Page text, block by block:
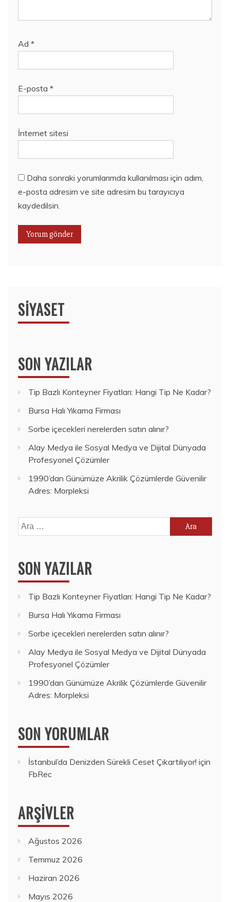
Ad *
E-posta *
İnternet sitesi
Daha sonraki yorumlarımda kullanılması için adım,
e-posta adresim ve site adresim bu tarayıcıya
kaydedilsin.
SIYASET
SON YAZILAR
Tip Bazlı Konteyner Fiyatları: Hangi Tip Ne Kadar?
Bursa Halı Yıkama Firması
Sorbe içecekleri nerelerden satın alınır?
Alay Medya ile Sosyal Medya ve Dijital Dünyada
Profesyonel Çözümler
1990’dan Günümüze Akrilik Çözümlerde Güvenilir
Adres: Morpleksi
Arama:
SON YAZILAR
Tip Bazlı Konteyner Fiyatları: Hangi Tip Ne Kadar?
Bursa Halı Yıkama Firması
Sorbe içecekleri nerelerden satın alınır?
Alay Medya ile Sosyal Medya ve Dijital Dünyada
Profesyonel Çözümler
1990’dan Günümüze Akrilik Çözümlerde Güvenilir
Adres: Morpleksi
SON YORUMLAR
İstanbul’da Denizden Sürekli Ceset Çıkartılıyor! için
FbRec
ARŞIVLER
Ağustos 2026
Temmuz 2026
Haziran 2026
Mayıs 2026